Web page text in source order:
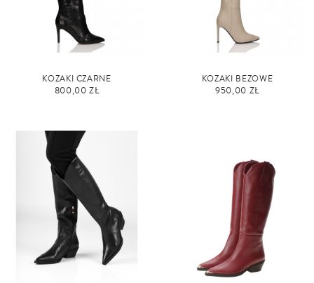
KOZAKI CZARNE
800,00 ZŁ
KOZAKI BEŻOWE
950,00 ZŁ